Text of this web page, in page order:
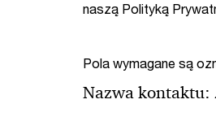
naszą Polityką
Pola wymagane są
Nazwa kontaktu: